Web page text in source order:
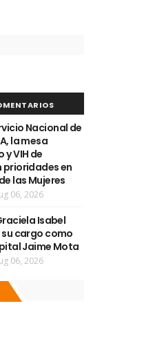
Nacional de
la mesa
y VIH de
prioridades en
las Mujeres
06, 2026
Isabel
cargo como
Jaime Mota
06, 2026